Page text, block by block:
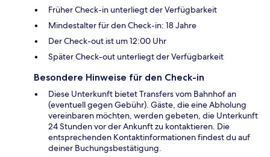
Früher Check-in unterliegt der Verfügbarkeit
Mindestalter für den Check-in: 18 Jahre
Der Check-out ist um 12:00 Uhr
Später Check-out unterliegt der Verfügbarkeit
Besondere Hinweise für den Check-in
Diese Unterkunft bietet Transfers vom Bahnhof an
(eventuell gegen Gebühr). Gäste, die eine Abholung
vereinbaren möchten, werden gebeten, die Unterkunft
24 Stunden vor der Ankunft zu kontaktieren. Die
entsprechenden Kontaktinformationen findest du auf
deiner Buchungsbestätigung.